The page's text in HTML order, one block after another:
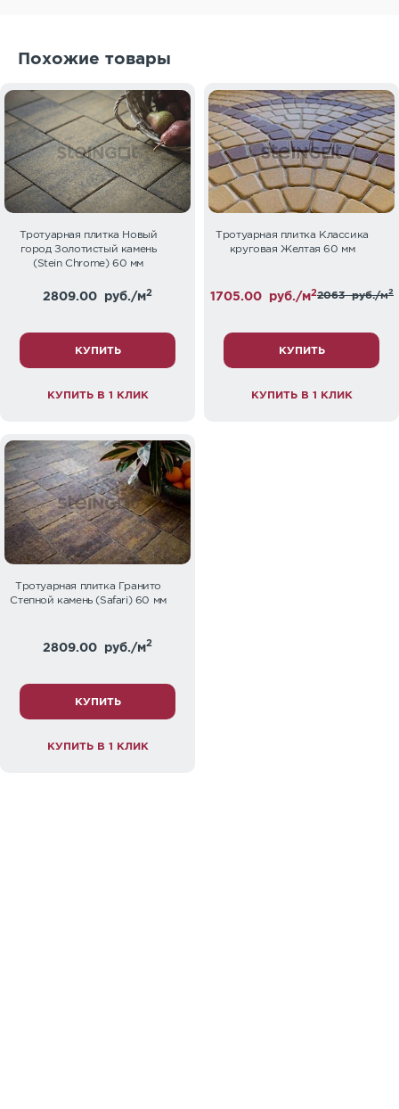
Похожие товары
Тротуарная плитка Новый
город Золотистый камень
(Stein Chrome) 60 мм
2809.00 руб./м2
КУПИТЬ
КУПИТЬ В 1 КЛИК
Тротуарная плитка Классика
круговая Желтая 60 мм
1705.00 руб./м22063руб./м2
КУПИТЬ
КУПИТЬ В 1 КЛИК
Тротуарная плитка Гранито
Степной камень (Safari) 60 мм
2809.00 руб./м2
КУПИТЬ
КУПИТЬ В 1 КЛИК